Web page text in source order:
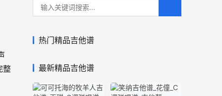
整
热门精品吉他谱
最新精品吉他谱